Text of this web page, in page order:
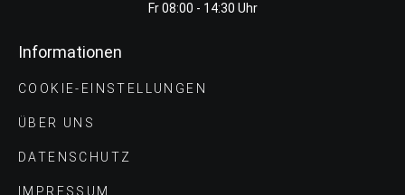
Fr 08:00 - 14:30 Uhr
Informationen
COOKIE-EINSTELLUNGEN
ÜBER UNS
DATENSCHUTZ
IMPRESSUM